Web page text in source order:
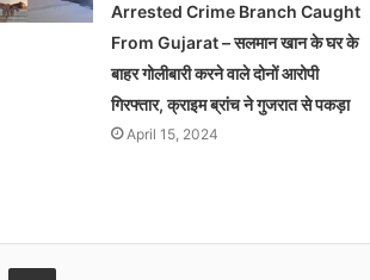
Arrested Crime Branch Caught
From Gujarat – सलमान खान के घर के
बाहर गोलीबारी करने वाले दोनों आरोपी
गिरफ्तार, क्राइम ब्रांच ने गुजरात से पकड़ा
April 15, 2024